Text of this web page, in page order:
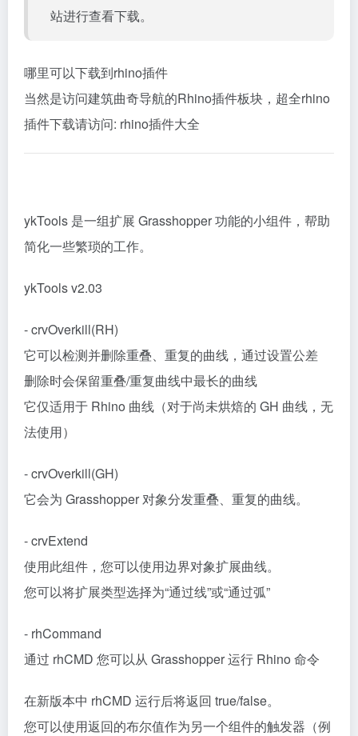
站进行查看下载。
哪里可以下载到rhino插件
当然是访问建筑曲奇导航的Rhino插件板块，超全rhino
插件下载请访问: rhino插件大全
ykTools 是一组扩展 Grasshopper 功能的小组件，帮助
简化一些繁琐的工作。
ykTools v2.03
- crvOverkill(RH)
它可以检测并删除重叠、重复的曲线，通过设置公差
删除时会保留重叠/重复曲线中最长的曲线
它仅适用于 Rhino 曲线（对于尚未烘焙的 GH 曲线，无
法使用）
- crvOverkill(GH)
它会为 Grasshopper 对象分发重叠、重复的曲线。
- crvExtend
使用此组件，您可以使用边界对象扩展曲线。
您可以将扩展类型选择为“通过线”或“通过弧”
- rhCommand
通过 rhCMD 您可以从 Grasshopper 运行 Rhino 命令
在新版本中 rhCMD 运行后将返回 true/false。
您可以使用返回的布尔值作为另一个组件的触发器（例